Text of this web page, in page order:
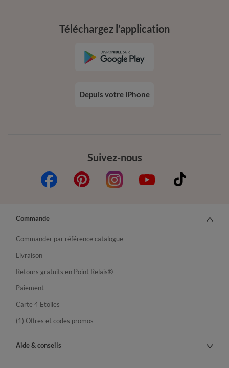
Suivez-nous
Téléchargez l’application
Depuis votre iPhone
Commande
Commander par référence catalogue
Livraison
Retours gratuits en Point Relais®
Paiement
Carte 4 Etoiles
(1) Offres et codes promos
Aide & conseils